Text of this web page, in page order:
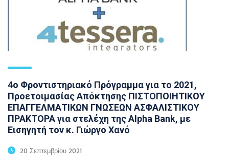
4ο Φροντιστηριακό Πρόγραμμα για το 2021,
Προετοιμασίας Απόκτησης ΠΙΣΤΟΠΟΙΗΤΙΚΟΥ
ΕΠΑΓΓΕΛΜΑΤΙΚΩΝ ΓΝΩΣΕΩΝ ΑΣΦΑΛΙΣΤΙΚΟΥ
ΠΡΑΚΤΟΡΑ για στελέχη της Alpha Bank, με
Εισηγητή τον κ. Γιώργο Χανό
20 Σεπτεμβρίου 2021